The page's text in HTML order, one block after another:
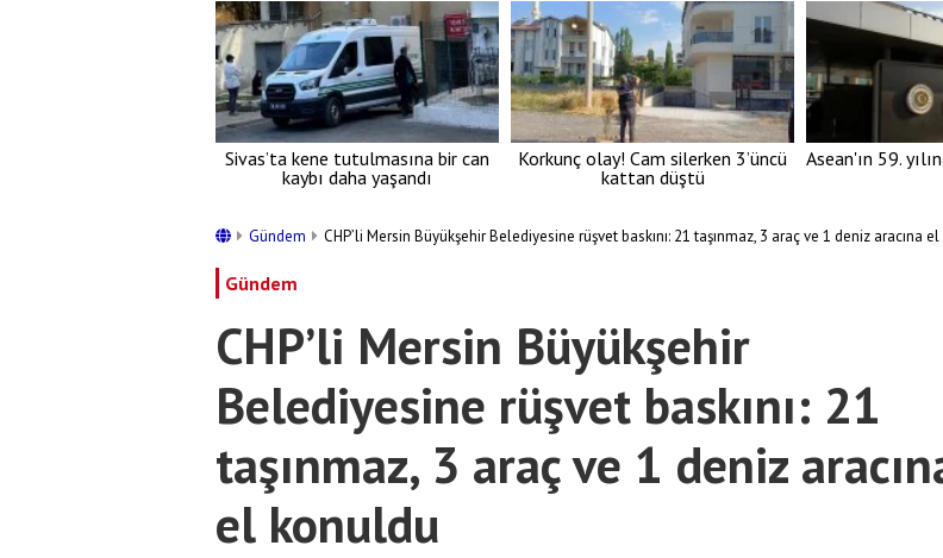
Sivas’ta kene tutulmasına bir can
kaybı daha yaşandı
Korkunç olay! Cam silerken 3’üncü
kattan düştü
Asean'ın 59.
Gündem CHP’li Mersin Büyükşehir Belediyesine rüşvet baskını: 21 taşınmaz, 3 araç ve 1 deniz aracına
Gündem
CHP’li Mersin Büyükşehir
Belediyesine rüşvet baskını: 21
taşınmaz, 3 araç ve 1 deniz
el konuldu